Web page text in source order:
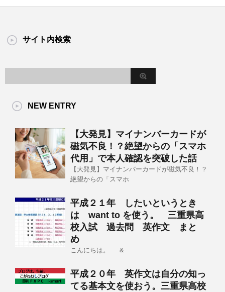
サイト内検索
NEW ENTRY
【大発見】マイナンバーカードが
磁気不良！？絶望からの「スマホ
代用」で本人確認を突破した話
【大発見】マイナンバーカードが磁気不良！？
絶望からの「スマホ
平成２１年 したいというとき
は want to を使う。 三重県高
校入試 過去問 英作文 まと
め
こんにちは。 &
平成２０年 英作文は自分の知っ
てる基本文を使おう。三重県高校